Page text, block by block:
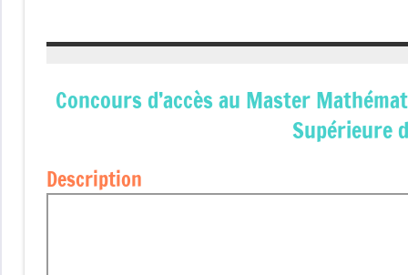
Concours d’accès au Master
Supérieure
Description